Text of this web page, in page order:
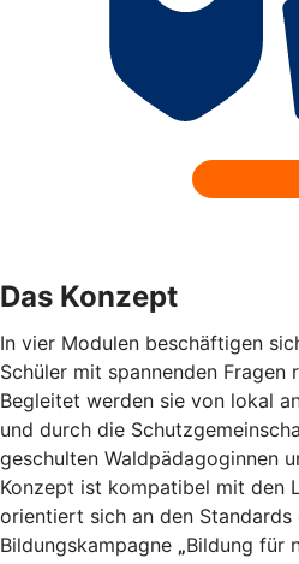
Das Konzept
In vier Modulen beschäftigen
Schüler mit spannenden Fragen
Begleitet werden sie von lokal
und durch die
geschulten Waldpädagoginnen
Konzept ist kompatibel mit den
orientiert sich an den Standards
Bildungskampagne „Bildung für